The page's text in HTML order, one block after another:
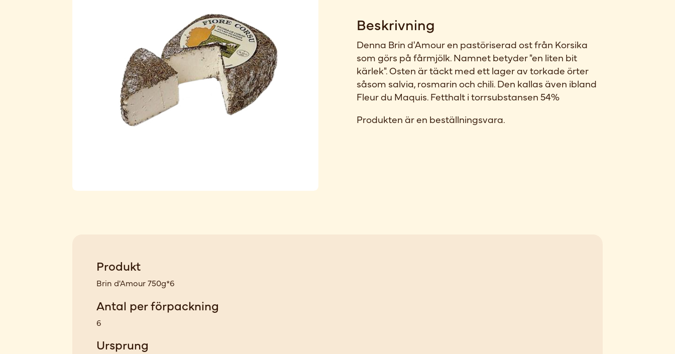
Beskrivning
Denna Brin d'Amour en pastöriserad ost från Korsika
som görs på fårmjölk. Namnet betyder "en liten bit
kärlek". Osten är täckt med ett lager av torkade örter
såsom salvia, rosmarin och chili. Den kallas även ibland
Fleur du Maquis. Fetthalt i torrsubstansen 54%
Produkten är en beställningsvara.
Produkt
Brin d'Amour 750g*6
Antal per förpackning
6
Ursprung